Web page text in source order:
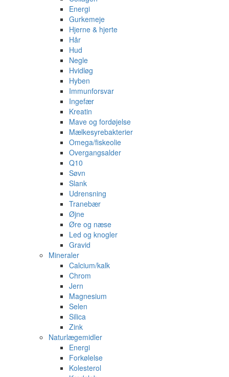
Energi
Gurkemeje
Hjerne & hjerte
Hår
Hud
Negle
Hvidløg
Hyben
Immunforsvar
Ingefær
Kreatin
Mave og fordøjelse
Mælkesyrebakterier
Omega/fiskeolie
Overgangsalder
Q10
Søvn
Slank
Udrensning
Tranebær
Øjne
Øre og næse
Led og knogler
Gravid
Mineraler
Calcium/kalk
Chrom
Jern
Magnesium
Selen
Silica
Zink
Naturlægemidler
Energi
Forkølelse
Kolesterol